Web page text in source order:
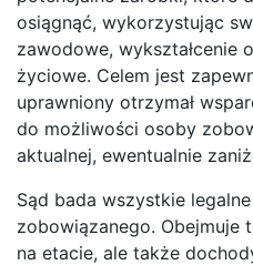
osiągnąć, wykorzystując
zawodowe, wykształcenie
życiowe. Celem jest
uprawniony otrzymał
do możliwości osoby
aktualnej, ewentualnie
Sąd bada wszystkie
zobowiązanego. Obejmuje
na etacie, ale także